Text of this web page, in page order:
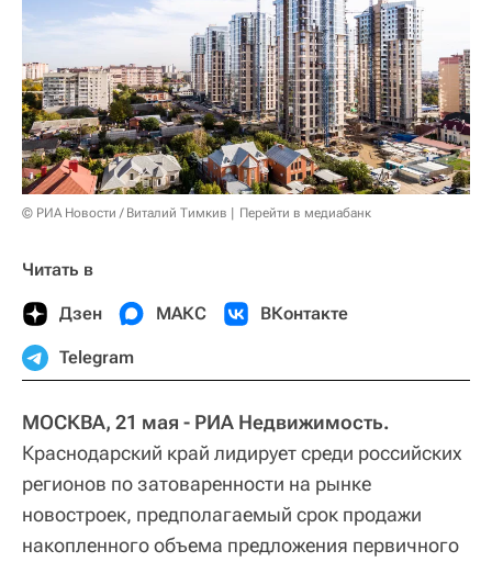
© РИА Новости / Виталий Тимкив Перейти в медиабанк
Читать в
Дзен МАКС ВКонтакте
Telegram
МОСКВА, 21 мая - РИА Недвижимость.
Краснодарский край лидирует среди российских
регионов по затоваренности на рынке
новостроек, предполагаемый срок продажи
накопленного объема предложения первичного